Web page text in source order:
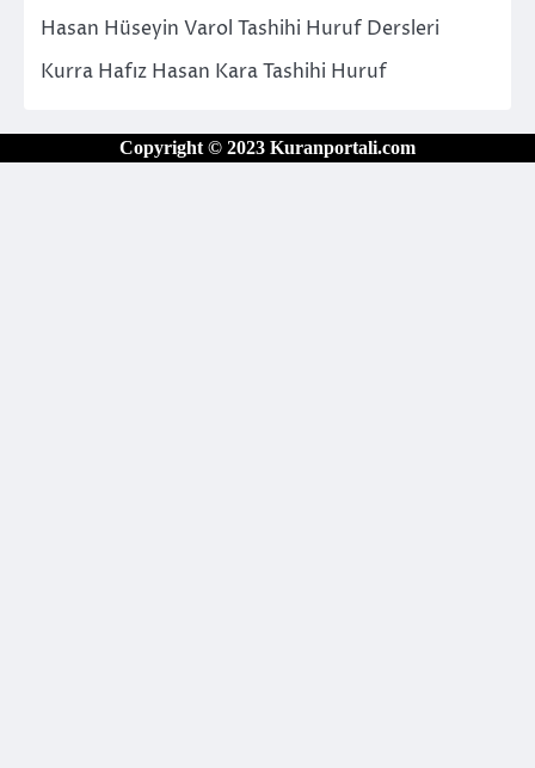
Hasan Hüseyin Varol Tashihi Huruf Dersleri
Kurra Hafız Hasan Kara Tashihi Huruf
Copyright © 2023 Kuranportali.com